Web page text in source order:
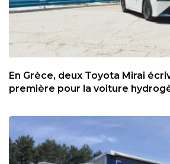
En Grèce, deux Toyota Mirai
première pour la voiture